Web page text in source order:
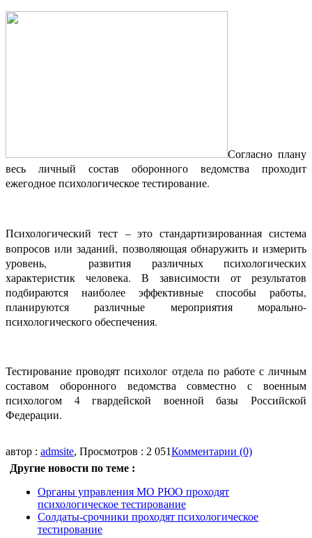
Согласно плану
весь личный состав оборонного ведомства проходит
ежегодное психологическое тестирование.
Психологический тест – это стандартизированная система
вопросов или заданий, позволяющая обнаружить и измерить
уровень, развития различных психологических
характеристик человека. В зависимости от результатов
подбираются наиболее эффективные способы работы,
планируются различные мероприятия морально-
психологического обеспечения.
Тестирование проводят психолог отдела по работе с личным
составом оборонного ведомства совместно с военным
психологом 4 гвардейской военной базы Российской
Федерации.
автор : admsite, Просмотров : 2 051Комментарии (0)
Другие новости по теме :
Органы управления МО РЮО проходят
психологическое тестирование
Солдаты-срочники проходят психологическое
тестирование